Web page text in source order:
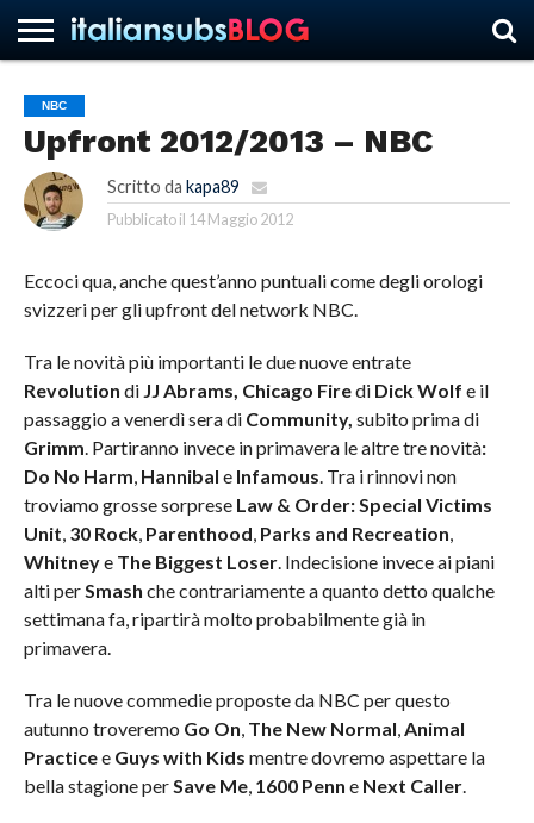
HOME
NEWS
ASCOLTI
RECENSIONI
INTERVISTE
CURIOSITÀ
CHI
SIAMO
CONTATTACI
FORUM
ITALIANSUBS
NBC
Upfront 2012/2013 – NBC
Scritto da kapa89
Pubblicato il 14 Maggio 2012
Eccoci qua, anche quest’anno puntuali come degli orologi
svizzeri per gli upfront del network NBC.
Tra le novità più importanti le due nuove entrate
Revolution di JJ Abrams, Chicago Firedi Dick Wolf e il
passaggio a venerdì sera di Community, subito prima di
Grimm. Partiranno invece in primavera le altre tre novità:
Do No Harm, Hannibal e Infamous. Tra i rinnovi non
troviamo grosse sorprese Law & Order: Special Victims
Unit, 30 Rock, Parenthood, Parks and Recreation,
Whitneye The Biggest Loser. Indecisione invece ai piani
alti perSmash che contrariamente a quanto detto qualche
settimana fa, ripartirà molto probabilmente già in
primavera.
Tra le nuove commedie proposte da NBC per questo
autunno troveremo Go On, The New Normal,Animal
Practicee Guys with Kids mentre dovremo aspettare la
bella stagione perSave Me, 1600 Penn eNext Caller.